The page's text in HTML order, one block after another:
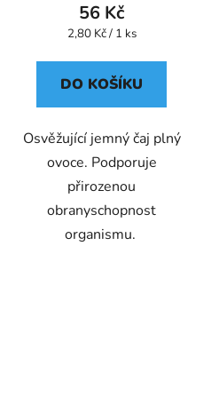
56 Kč
Měrná
2,80 Kč / 1 ks
DO KOŠÍKU
Osvěžující jemný čaj plný
ovoce. Podporuje
přirozenou
obranyschopnost
organismu.